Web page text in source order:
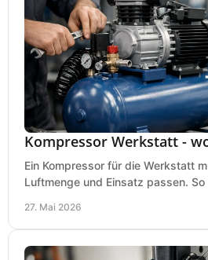
Kompressor Werkstatt -
Ein Kompressor für die Werkstatt
Luftmenge und Einsatz passen.
27. Mai 2026